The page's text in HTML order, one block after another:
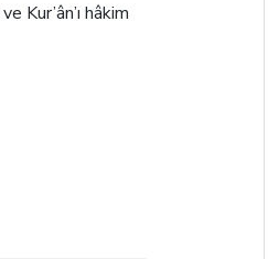
hâkim